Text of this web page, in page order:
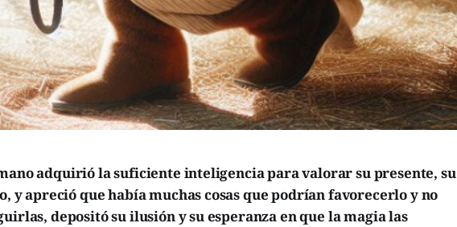
adquirió la suficiente inteligencia para valorar su presente, su
y apreció que había muchas cosas que podrían favorecerlo y no
depositó su ilusión y su esperanza en que la magia las